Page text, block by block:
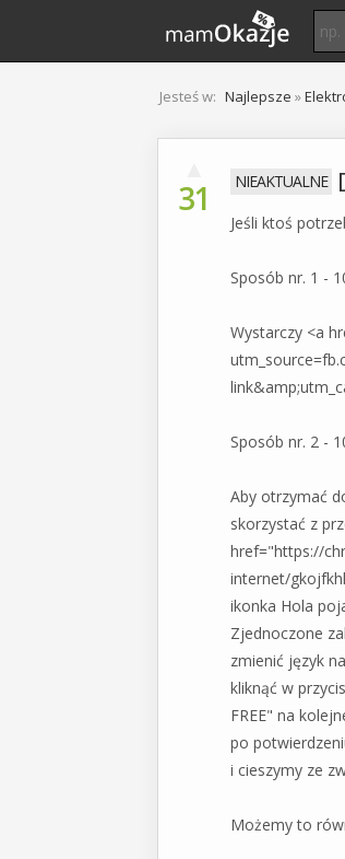
Jesteś w: Najlepsze »
31
Jeśli ktoś
Sposób nr. 1 -
Wystarczy <a
Sposób nr. 2 -
Aby otrzymać
skorzystać z
href="https://
internet/
ikonka Hola
Zjednoczone
zmienić język
kliknąć w
FREE" na
po
i cieszymy ze
Możemy to